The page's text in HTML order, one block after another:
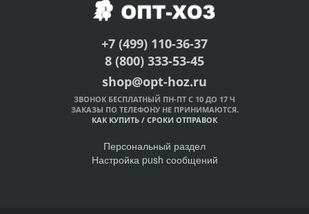
+7 (499) 110-36-37
8 (800) 333-53-45
shop@opt-hoz.ru
ЗВОНОК БЕСПЛАТНЫЙ ПН-ПТ С 10 ДО 17 Ч
ЗАКАЗЫ ПО ТЕЛЕФОНУ НЕ ПРИНИМАЮТСЯ.
КАК КУПИТЬ / СРОКИ ОТПРАВОК
Персональный раздел
Настройка push сообщений